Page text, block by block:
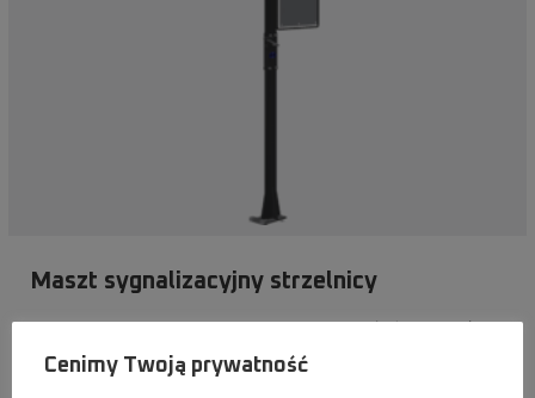
Maszt sygnalizacyjny strzelnicy
Maszt sygnalizacyjny ma za zadanie informować użytkowników
Cenimy Twoją prywatność